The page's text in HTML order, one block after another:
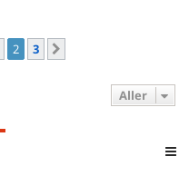
2 3
Aller